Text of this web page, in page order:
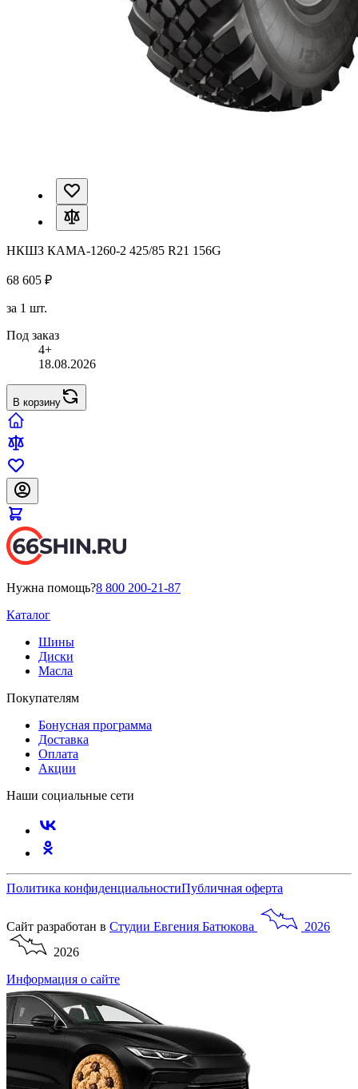
НКШЗ КАМА-1260-2 425/85 R21 156G
68 605 ₽
за 1 шт.
Под заказ
4+
18.08.2026
В корзину
Нужна помощь?8 800 200-21-87
Каталог
Шины
Диски
Масла
Покупателям
Бонусная программа
Доставка
Оплата
Акции
Наши социальные сети
Политика конфиденциальностиПубличная оферта
Сайт разработан в Студии Евгения Батюкова
2026
2026
Информация о сайте